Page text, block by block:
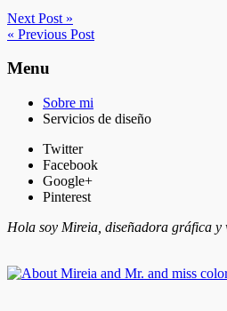
Next Post »
« Previous Post
Menu
Sobre mi
Servicios de diseño
Twitter
Facebook
Google+
Pinterest
Hola soy Mireia, diseñadora gráfica y